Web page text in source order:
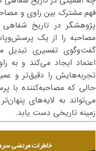
فهم مشترک بین راوی و
پژوهشگر در تاریخ
مصاحبه را از یک
گفت‌وگوی تفسیری تبدیل
اعتماد ایجاد می‌کند و به
تجربه‌هایش را دقیق‌تر و
حالی که مصاحبه‌کننده با
می‌تواند به لایه‌های
زمینه تاریخی دست یابد.